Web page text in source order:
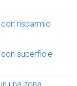
risparmio
superficie
una zona